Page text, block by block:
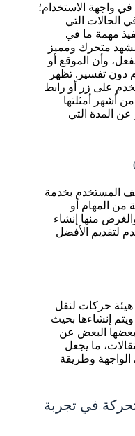
واجهة الاستخدام؛
الحالات التي
مهمة ما في
متحرك ومميز
وأن الموقع أو
دون تفسير. تظهر
على زر أو رابط
أشهر أمثلتها
عن المدة التي
المستخدم بخدمة
من المهام أو
منها إنشاء
لتقديم الأفضل
هيئة حركات لنقل
إنشاءها بحيث
البعض عن
ما يجعل
وطريقة
في تجربة